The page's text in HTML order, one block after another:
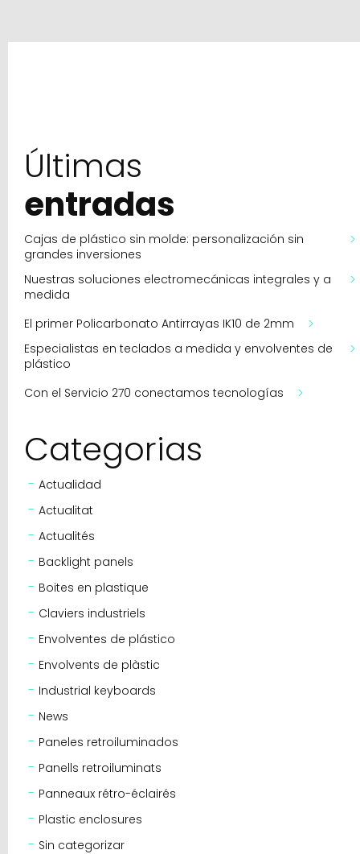
Últimas
entradas
Cajas de plástico sin molde: personalización sin
grandes inversiones
Nuestras soluciones electromecánicas integrales y a
medida
El primer Policarbonato Antirrayas IK10 de 2mm
Especialistas en teclados a medida y envolventes de
plástico
Con el Servicio 270 conectamos tecnologías
Categorias
Actualidad
Actualitat
Actualités
Backlight panels
Boites en plastique
Claviers industriels
Envolventes de plástico
Envolvents de plàstic
Industrial keyboards
News
Paneles retroiluminados
Panells retroiluminats
Panneaux rétro-éclairés
Plastic enclosures
Sin categorizar